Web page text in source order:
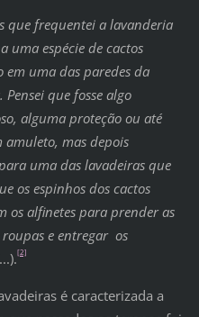
que frequentei a lavanderia
uma espécie de cactos
em uma das paredes da
que fosse algo
alguma proteção ou até
amuleto, mas depois
uma das lavadeiras que
os espinhos dos cactos
os alfinetes para prender as
e entregar os
[2]
é caracterizada a